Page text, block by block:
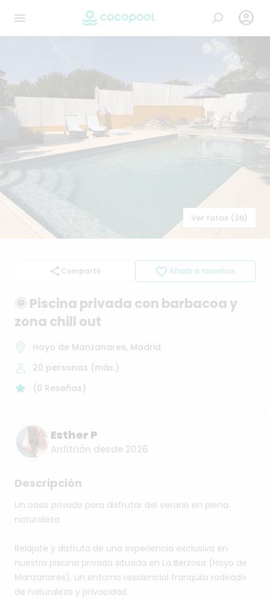

Ver fotos (26)
Compartir Añadir a favoritos
🌞 Piscina privada con barbacoay
zona chill out
Hoyo de Manzanares, Madrid
20 personas (máx.)
(0 Reseñas)
Esther P
Anfitrión desde 2026
Descripción
Un oasis privado para disfrutar del verano en plena
naturaleza
Relájate y disfruta de una experiencia exclusiva en
nuestra piscina privada situada en La Berzosa (Hoyo de
Manzanares), un entorno residencial tranquilo rodeado
de naturaleza y privacidad.